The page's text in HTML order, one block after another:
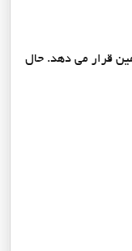
قرار می دهد. حال